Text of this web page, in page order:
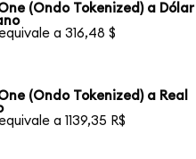
(Ondo Tokenized) a Dólar
a 316,48 $
(Ondo Tokenized) a Real
a 1139,35 R$